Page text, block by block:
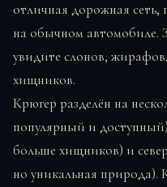
отличная дорожная сеть,
на обычном автомобиле.
увидите слонов,
хищников.
Крюгер разделён на
популярный и
больше хищников) и
но уникальная